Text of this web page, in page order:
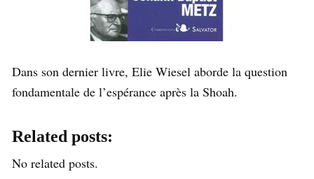
Dans son dernier livre, Elie Wiesel aborde la question
fondamentale de l’espérance après la Shoah.
Related posts:
No related posts.